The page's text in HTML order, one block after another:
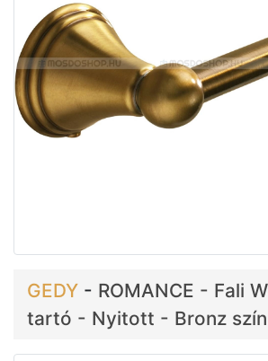
GEDY - ROMANCE - Fali
tartó - Nyitott - Bronz